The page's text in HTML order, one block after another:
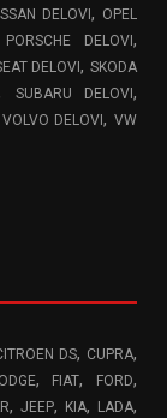
DELOVI , OPEL
PORSCHE DELOVI ,
DELOVI, SKODA
SUBARU DELOVI,
VOLVO DELOVI, VW
DS, CUPRA,
, FIAT, FORD,
, JEEP, KIA, LADA,